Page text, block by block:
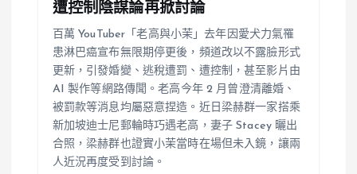
遭控制陰謀論再掀討論
百萬 YouTuber「老高與小茉」去年因愛犬力氣罹
患淋巴癌宣布無限期停更後，頻道改以不露臉形式
更新，引發婚變、逃稅遭罰、遭控制，甚至影片由
AI 製作等網路傳聞。老高今年 2 月曾澄清離婚、
被罰款等消息均屬惡意捏造。近日梁赫群一家搭乘
新加坡迪士尼郵輪時巧遇老高，妻子 Stacey 曬出
合照，梁赫群也證實小茉當時在場但未入鏡，讓兩
人近況再度受到討論。